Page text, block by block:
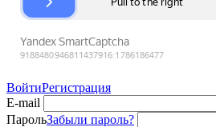
ВойтиРегистрация
E-mail
ПарольЗабыли пароль?